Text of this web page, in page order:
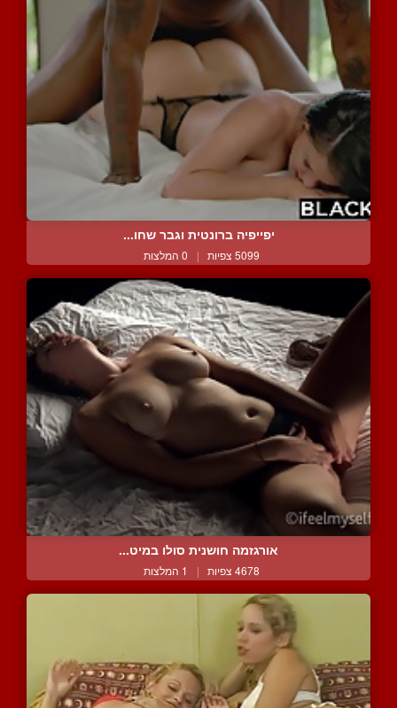
יפייפיה ברונטית וגבר שחו...
5099 צפיות | 0 המלצות
אורגזמה חושנית סולו במיט...
4678 צפיות | 1 המלצות